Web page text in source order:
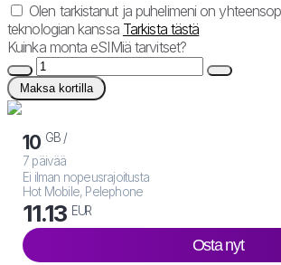
Olen tarkistanut ja puhelimeni on
teknologian kanssa Tarkista tästä
Kuinka monta eSIMiä tarvitset?
Maksa kortilla
10 GB /
7 päivää
Ei ilman nopeusrajoitusta
Hot Mobile, Pelephone
11.13 EUR
Osta nyt